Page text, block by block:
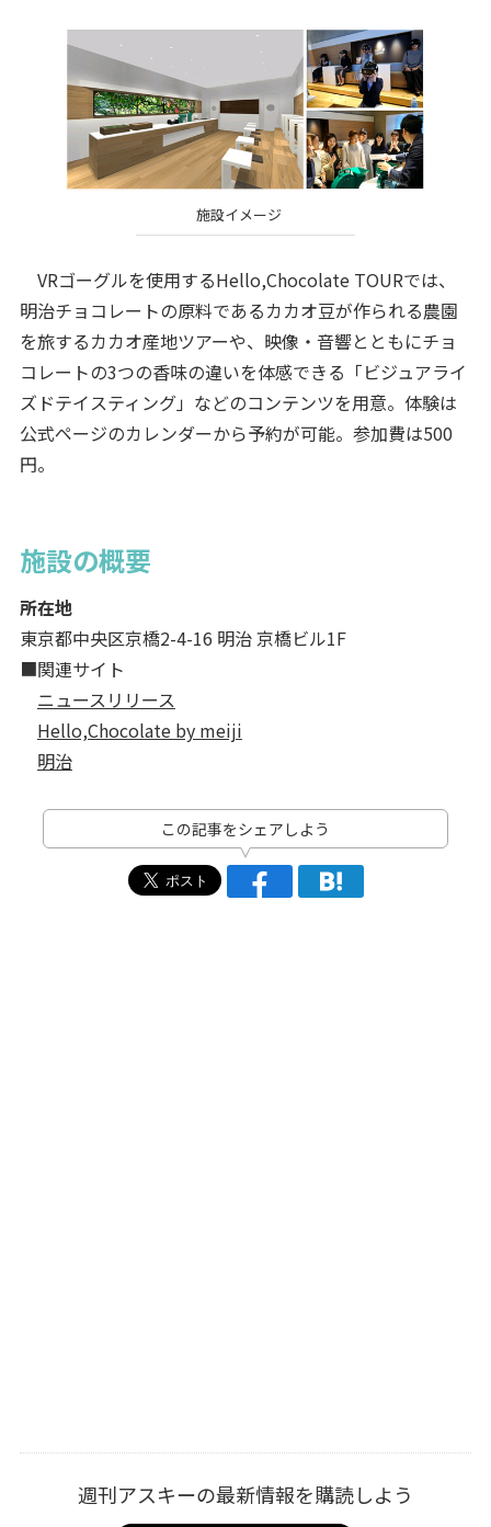
施設イメージ
VRゴーグルを使用するHello,Chocolate TOURでは、
明治チョコレートの原料であるカカオ豆が作られる農園
を旅するカカオ産地ツアーや、映像・音響とともにチョ
コレートの3つの香味の違いを体感できる「ビジュアライ
ズドテイスティング」などのコンテンツを用意。体験は
公式ページのカレンダーから予約が可能。参加費は500
円。
施設の概要
所在地
東京都中央区京橋2-4-16 明治 京橋ビル1F
■関連サイト
ニュースリリース
Hello,Chocolate by meiji
明治
この記事をシェアしよう
週刊アスキーの最新情報を購読しよう